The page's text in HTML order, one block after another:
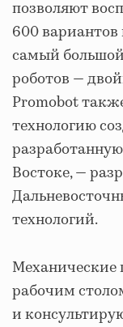
позволяют
600
самый
роботов —
Promobot
технологию
Востоке, —
технологий.
рабочим
и